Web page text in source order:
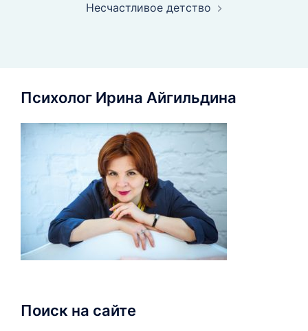
Несчастливое детство
Психолог Ирина Айгильдина
Поиск на сайте